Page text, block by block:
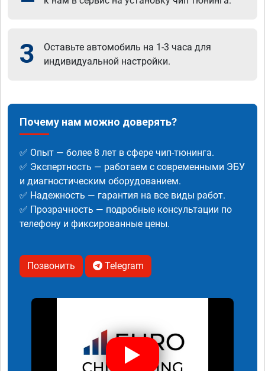
3
Оставьте автомобиль на 1-3 часа для
индивидуальной настройки.
Почему нам можно доверять?
✅ Опыт — более 8 лет в сфере чип-тюнинга.
✅ Экспертность — работаем с современными ЭБУ
и диагностическим оборудованием.
✅ Надежность — гарантия на все виды работ.
✅ Прозрачность — подробные консультации по
телефону и фиксированные цены.
Позвонить Telegram